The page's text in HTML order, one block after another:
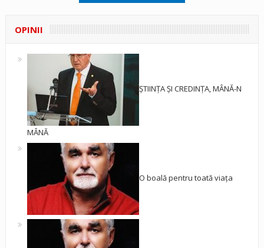
OPINII
ȘTIINȚA ȘI CREDINȚA, MÂNĂ-N
MÂNĂ
O boală pentru toată viața